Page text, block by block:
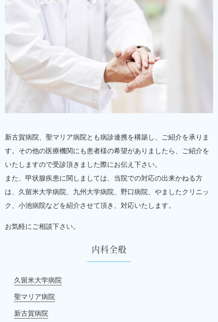
新古賀病院、聖マリア病院とも病診連携を構築し、ご紹介を承りま
す。その他の医療機関にも患者様の希望がありましたら、ご紹介を
いたしますので受診頂きました際にお伝え下さい。
また、甲状腺疾患に関しましては、当院での対応の出来かねる方
は、久留米大学病院、九州大学病院、野口病院、やましたクリニッ
ク、小池病院などを紹介させて頂き、対応いたします。
お気軽にご相談下さい。
内科全般
久留米大学病院
聖マリア病院
新古賀病院